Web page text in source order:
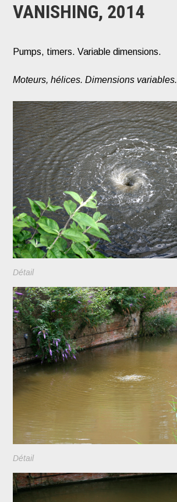
VANISHING, 2014
Pumps, timers. Variable dimensions.
Moteurs, hélices. Dimensions variables.
Détail
Détail